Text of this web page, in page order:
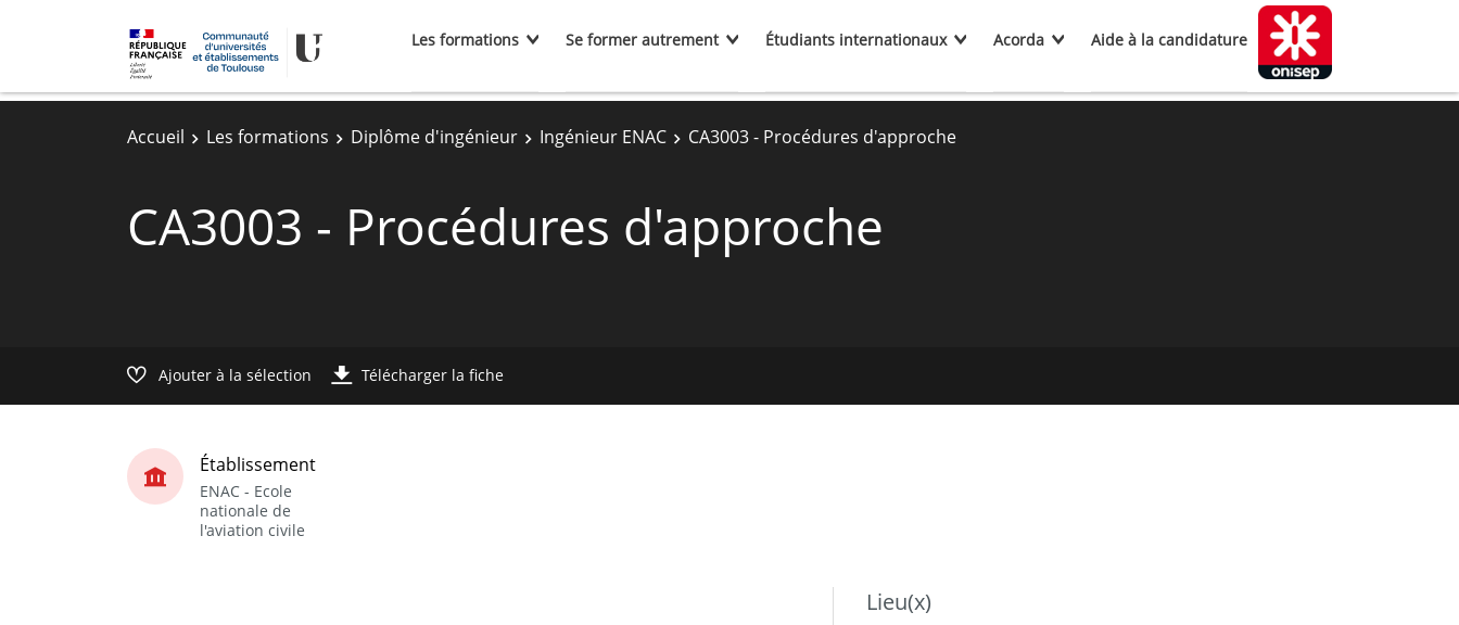
Les formations Se former autrement Étudiants internationaux Acorda Aide à la candidature
Accueil Les formations Diplôme d'ingénieur Ingénieur ENAC CA3003 - Procédures d'approche
CA3003 - Procédures d'approche
Ajouter à la sélection Télécharger la fiche
Établissement
ENAC - Ecole
nationale de
l'aviation civile
Lieu(x)